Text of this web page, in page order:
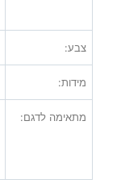
צבע:
מידות:
מתאימה לדגם: